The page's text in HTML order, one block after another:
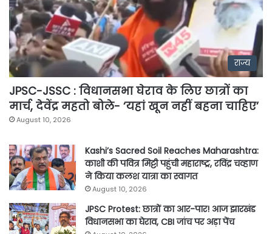
राज्य
JPSC-JSSC : विधानसभा घेराव के लिए छात्रों का
मार्च, देवेंद्र महतो बोले- ‘यहां खून नहीं बहना चाहिए’
August 10, 2026
Kashi’s Sacred Soil Reaches Maharashtra:
काशी की पवित्र मिट्टी पहुंची महाराष्ट्र, रविंद्र चव्हाण
ने किया कलश यात्रा का स्वागत
August 10, 2026
JPSC Protest: छात्रों का आर-पार! आज झारखंड
विधानसभा का घेराव, CBI जांच पर अड़ा पेंच